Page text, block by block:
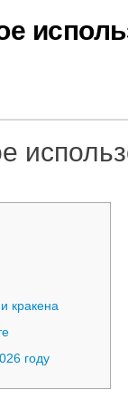
кракена
году